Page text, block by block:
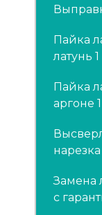
Пайка
латунь
Пайка
аргоне
Замена
с